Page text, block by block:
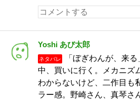
Yoshi あび太郎
ネタバレ
「ぼぎわんが、来
中、買いに行く。メカニズ
わからないけど、二作目も
ラー感。野崎さん、真琴さ